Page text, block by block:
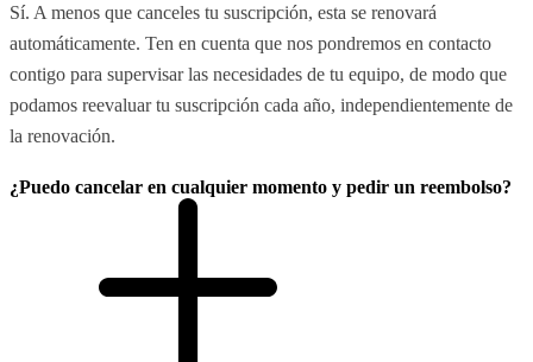
Sí. A menos que canceles tu suscripción, esta se renovará
automáticamente. Ten en cuenta que nos pondremos en contacto
contigo para supervisar las necesidades de tu equipo, de modo que
podamos reevaluar tu suscripción cada año, independientemente de
la renovación.
¿Puedo cancelar en cualquier momento y pedir un reembolso?